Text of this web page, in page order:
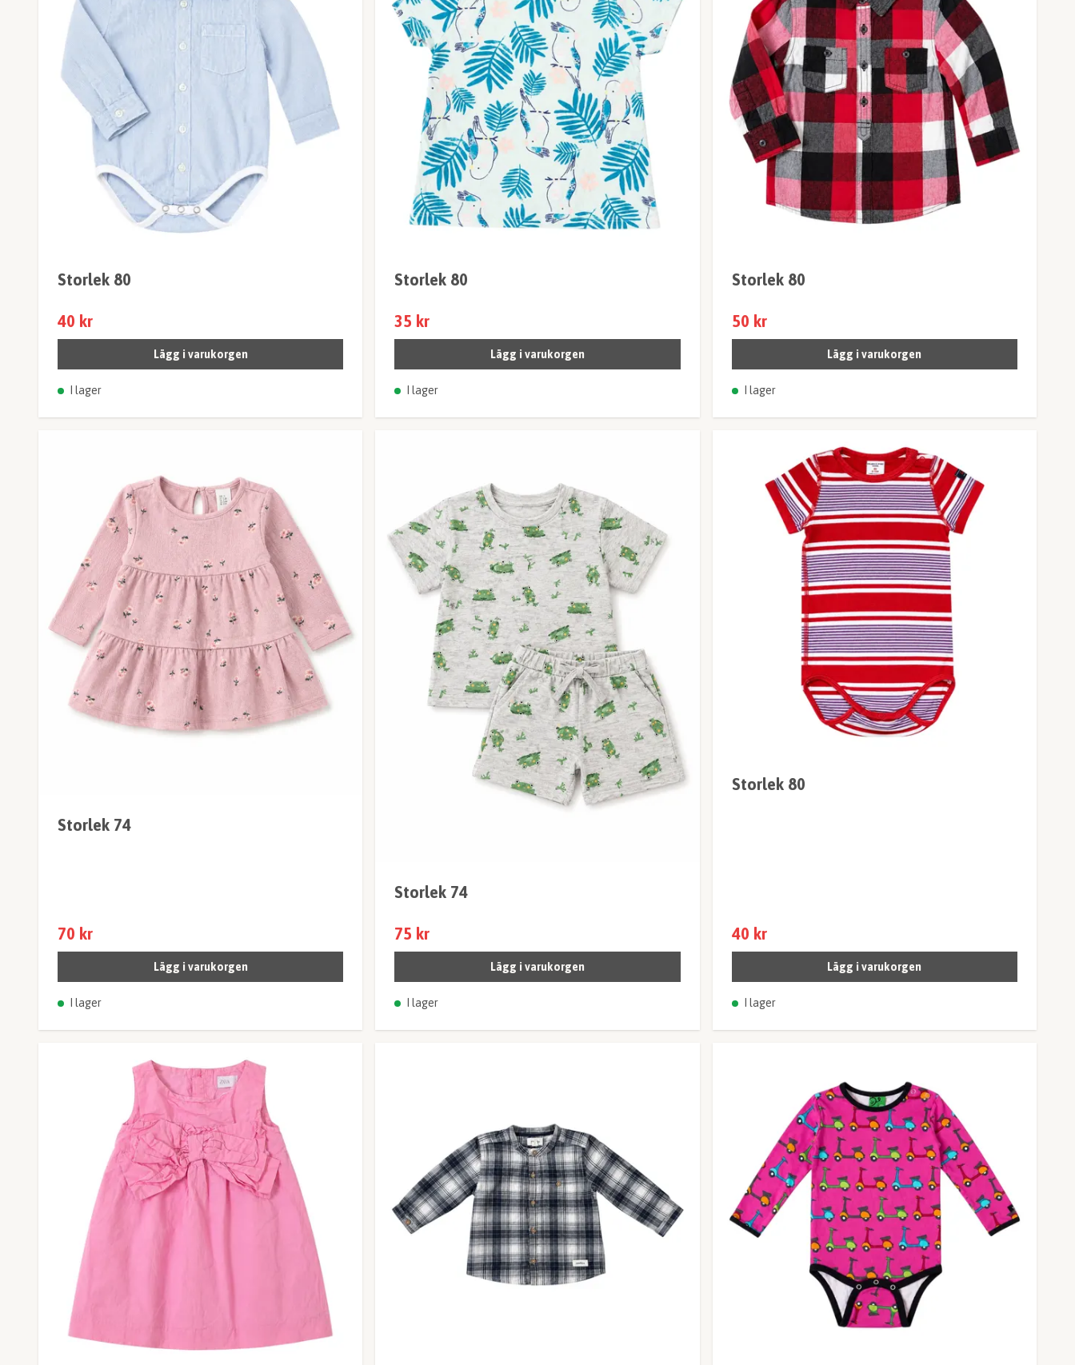
Storlek 80
40 kr
Lägg i varukorgen
I lager
Storlek 80
35 kr
Lägg i varukorgen
I lager
Storlek 80
50 kr
Lägg i varukorgen
I lager
Storlek 74
70 kr
Lägg i varukorgen
I lager
Storlek 74
75 kr
Lägg i varukorgen
I lager
Storlek 80
40 kr
Lägg i varukorgen
I lager